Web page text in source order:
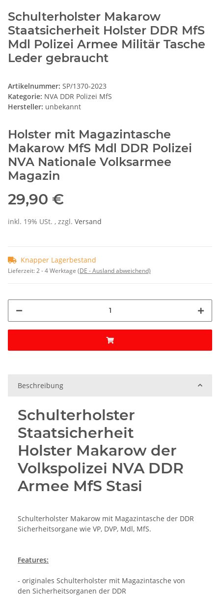
Schulterholster Makarow
Staatsicherheit Holster DDR MfS
Mdl Polizei Armee Militär Tasche
Leder gebraucht
Artikelnummer: SP/1370-2023
Kategorie: NVA DDR Polizei MfS
Hersteller: unbekannt
Holster mit Magazintasche
Makarow MfS Mdl DDR Polizei
NVA Nationale Volksarmee
Magazin
29,90 €
inkl. 19% USt. , zzgl. Versand
Knapper Lagerbestand
Lieferzeit:2 - 4 Werktage (DE - Ausland abweichend)
Beschreibung
Schulterholster
Staatsicherheit
Holster Makarow der
Volkspolizei NVA DDR
Armee MfS Stasi
Schulterholster Makarow mit Magazintasche der DDR
Sicherheitsorgane wie VP, DVP, Mdl, MfS.
Features:
- originales Schulterholster mit Magazintasche von
den Sicherheitsorganen der DDR